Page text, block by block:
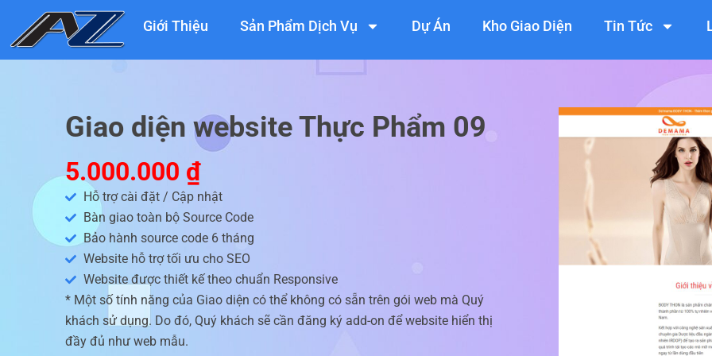
nội
Giới Thiệu Sản Phẩm Dịch Vụ Dự Án Kho Giao Diện Tin Tức
Giao diện website Thực Phẩm 09
5.000.000 ₫
Hỗ trợ cài đặt / Cập nhật
Bàn giao toàn bộ Source Code
Bảo hành source code 6 tháng
Website hỗ trợ tối ưu cho SEO
Website được thiết kế theo chuẩn Responsive
* Một số tính năng của Giao diện có thể không có sẵn trên gói web mà Quý
khách sử dụng. Do đó, Quý khách sẽ cần đăng ký add-on để website hiển thị
đầy đủ như web mẫu.